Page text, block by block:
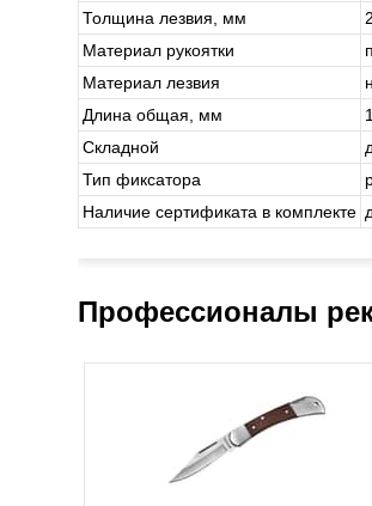
Толщина лезвия, мм
Материал рукоятки
Материал лезвия
Длина общая, мм
Складной
Тип фиксатора
Наличие сертификата в комплекте
Профессионалы